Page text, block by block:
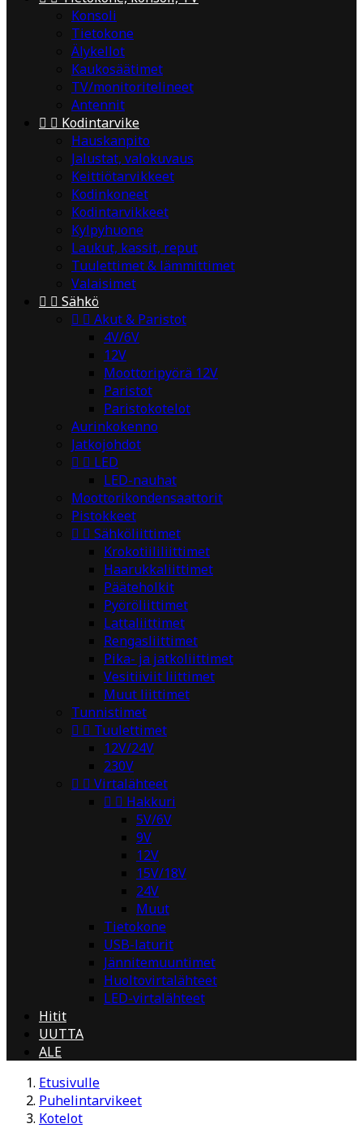
Konsoli
Tietokone
Älykellot
Kaukosäätimet
TV/monitoritelineet
Antennit
  Kodintarvike
Hauskanpito
Jalustat, valokuvaus
Keittiötarvikkeet
Kodinkoneet
Kodintarvikkeet
Kylpyhuone
Laukut, kassit, reput
Tuulettimet & lämmittimet
Valaisimet
  Sähkö
  Akut & Paristot
4V/6V
12V
Moottoripyörä 12V
Paristot
Paristokotelot
Aurinkokenno
Jatkojohdot
  LED
LED-nauhat
Moottorikondensaattorit
Pistokkeet
  Sähköliittimet
Krokotiililiittimet
Haarukkaliittimet
Pääteholkit
Pyöröliittimet
Lattaliittimet
Rengasliittimet
Pika- ja jatkoliittimet
Vesitiiviit liittimet
Muut liittimet
Tunnistimet
  Tuulettimet
12V/24V
230V
  Virtalähteet
  Hakkuri
5V/6V
9V
12V
15V/18V
24V
Muut
Tietokone
USB-laturit
Jännitemuuntimet
Huoltovirtalähteet
LED-virtalähteet
Hitit
UUTTA
ALE
Etusivulle
Puhelintarvikeet
Kotelot